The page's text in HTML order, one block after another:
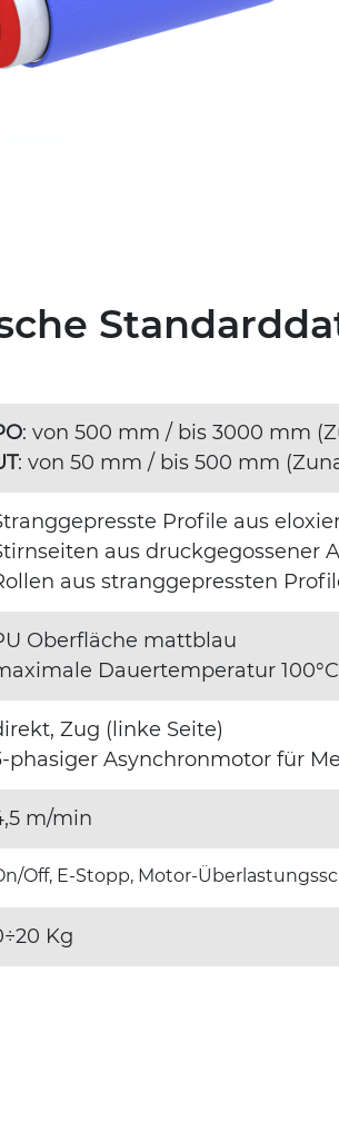
: von 500 mm / bis 3000 mm
: von 50 mm / bis 500 mm
Profile aus
aus druckgegossener
aus stranggepressten
Oberfläche mattblau
Dauertemperatur 100°C
Zug (linke Seite)
phasiger Asynchronmotor für
m/min
Off, E-Stopp, Motor-
Kg